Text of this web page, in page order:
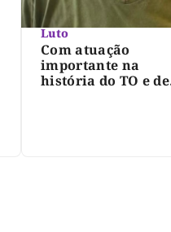
Luto
Com atuação
importante na
história do TO e de